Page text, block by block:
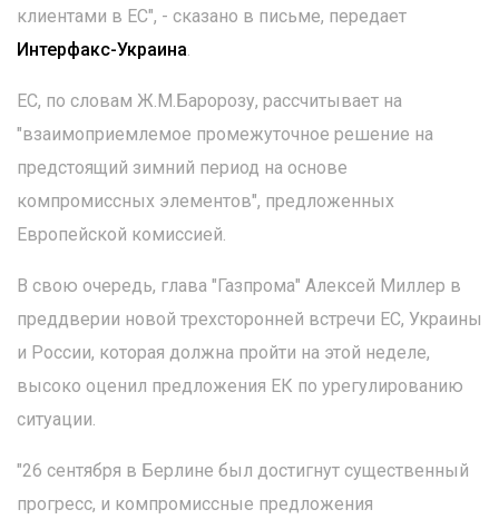
клиентами в ЕС", - сказано в письме, передает
Интерфакс-Украина.
ЕС, по словам Ж.М.Баророзу, рассчитывает на
"взаимоприемлемое промежуточное решение на
предстоящий зимний период на основе
компромиссных элементов", предложенных
Европейской комиссией.
В свою очередь, глава "Газпрома" Алексей Миллер в
преддверии новой трехсторонней встречи ЕС, Украины
и России, которая должна пройти на этой неделе,
высоко оценил предложения ЕК по урегулированию
ситуации.
"26 сентября в Берлине был достигнут существенный
прогресс, и компромиссные предложения